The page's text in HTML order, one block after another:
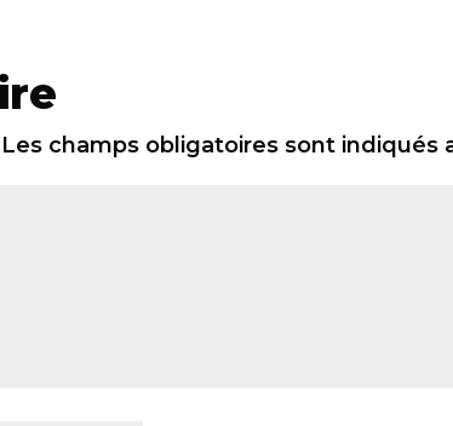
Les champs obligatoires sont indiqués